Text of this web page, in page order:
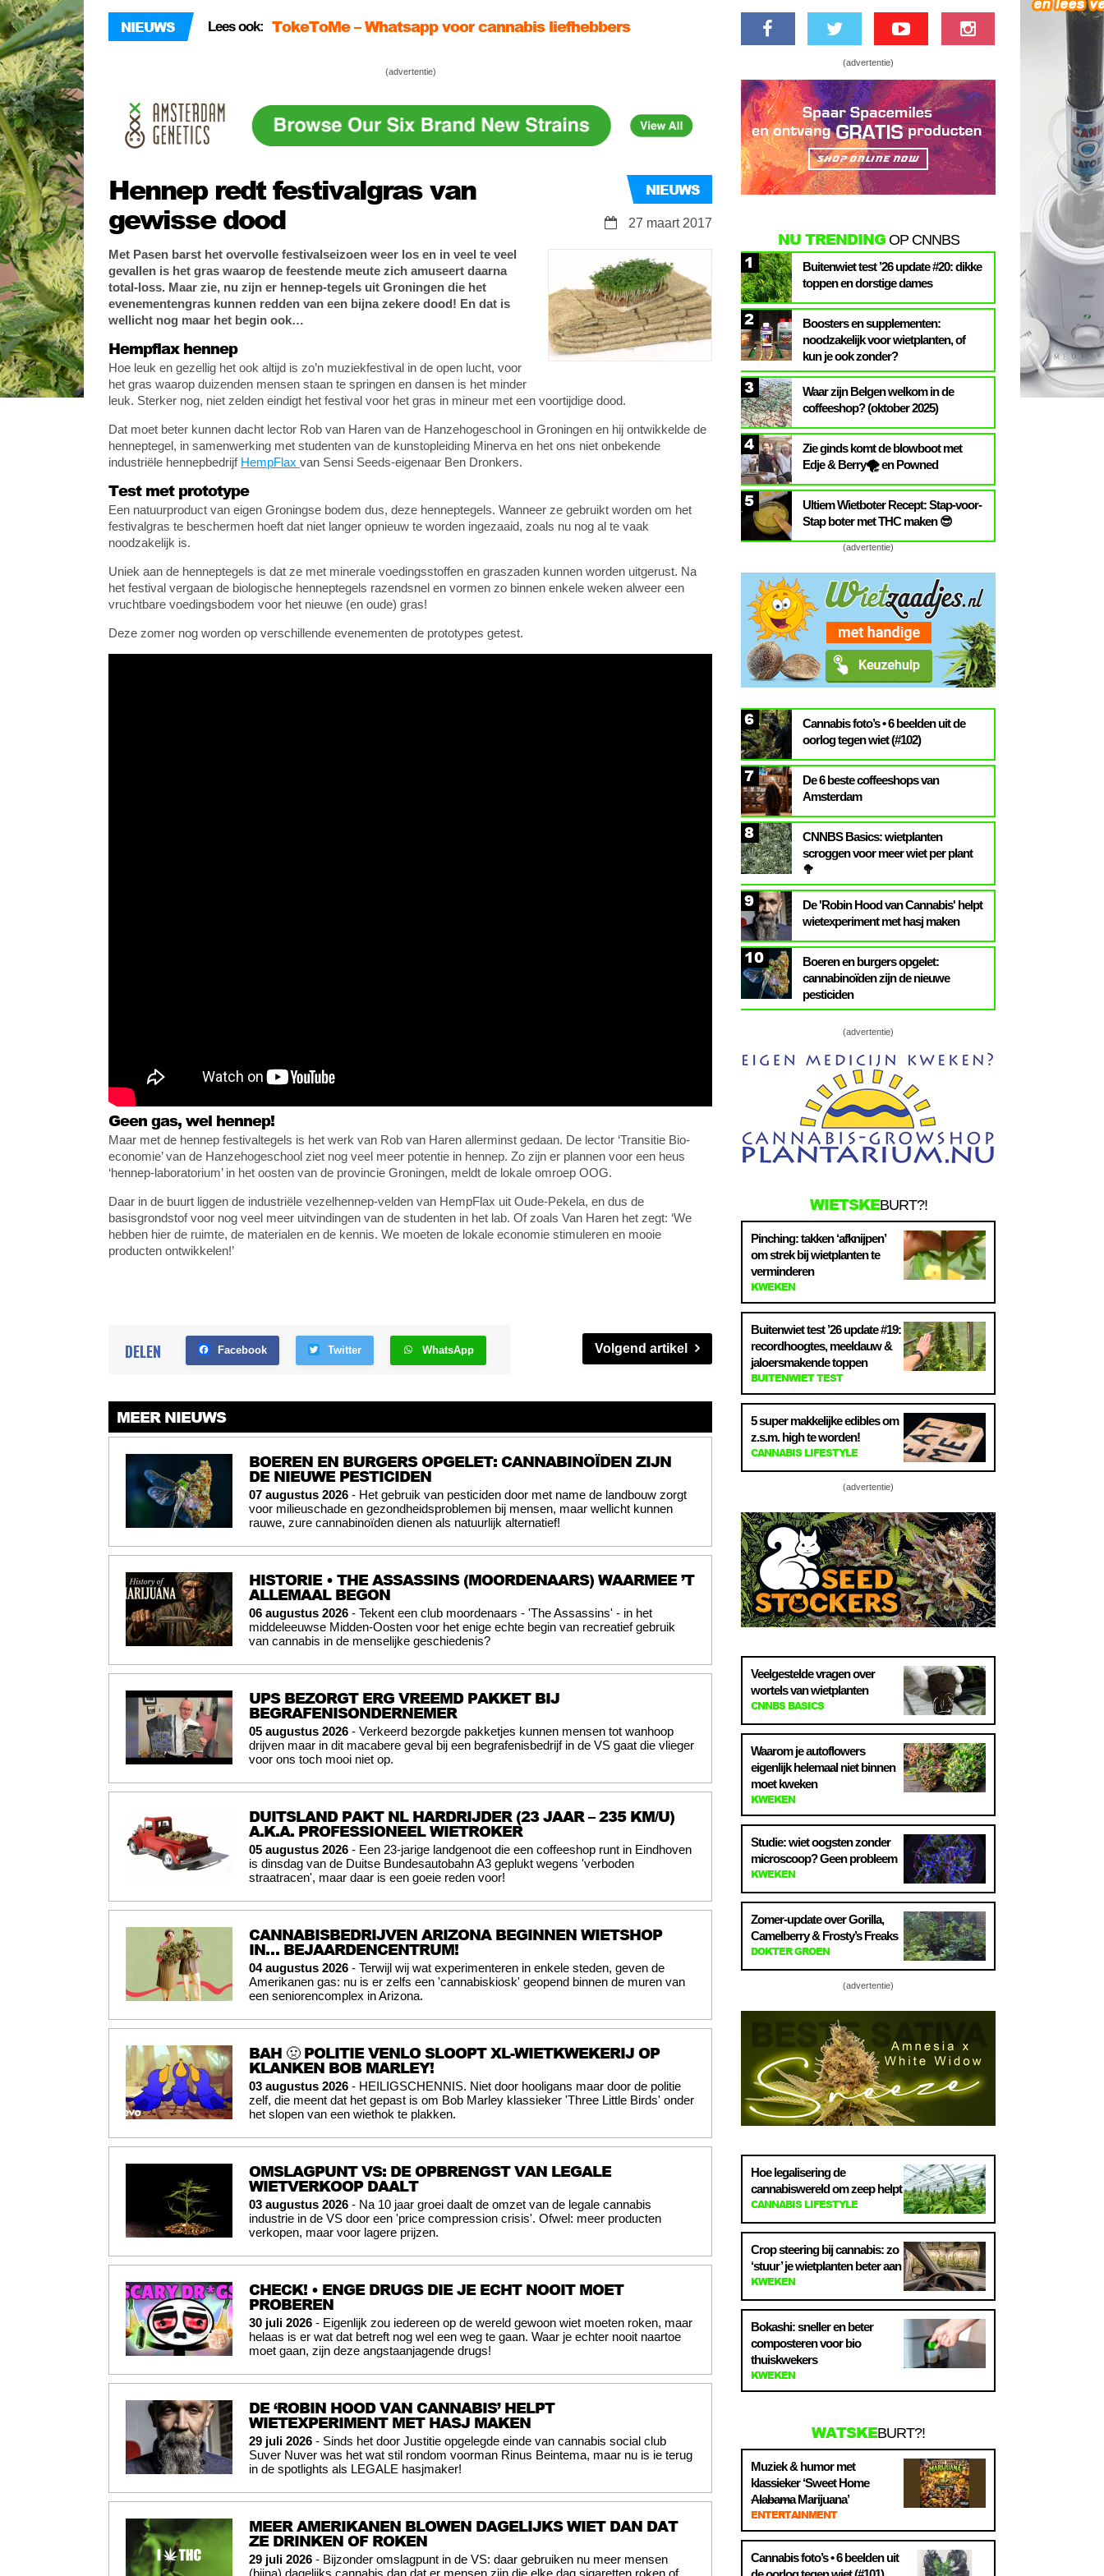
NIEUWS Lees ook: TokeToMe – Whatsapp voor cannabis liefhebbers
Wietsmokkel in dropzak op Curaçao lukt niet
Yoessef – 6 maanden cel voor 6 gram cannabis
(advertentie)
Hennep redt festivalgras van
gewisse dood
NIEUWS
27 maart 2017
Met Pasen barst het overvolle festivalseizoen weer los en in veel te veel
gevallen is het gras waarop de feestende meute zich amuseert daarna
total-loss. Maar zie, nu zijn er hennep-tegels uit Groningen die het
evenementengras kunnen redden van een bijna zekere dood! En dat is
wellicht nog maar het begin ook…
Hempflax hennep
Hoe leuk en gezellig het ook altijd is zo’n muziekfestival in de open lucht, voor
het gras waarop duizenden mensen staan te springen en dansen is het minder
leuk. Sterker nog, niet zelden eindigt het festival voor het gras in mineur met een voortijdige dood.
Dat moet beter kunnen dacht lector Rob van Haren van de Hanzehogeschool in Groningen en hij ontwikkelde de
henneptegel, in samenwerking met studenten van de kunstopleiding Minerva en het ons niet onbekende
industriële hennepbedrijf HempFlax van Sensi Seeds-eigenaar Ben Dronkers.
Test met prototype
Een natuurproduct van eigen Groningse bodem dus, deze henneptegels. Wanneer ze gebruikt worden om het
festivalgras te beschermen hoeft dat niet langer opnieuw te worden ingezaaid, zoals nu nog al te vaak
noodzakelijk is.
Uniek aan de henneptegels is dat ze met minerale voedingsstoffen en graszaden kunnen worden uitgerust. Na
het festival vergaan de biologische henneptegels razendsnel en vormen zo binnen enkele weken alweer een
vruchtbare voedingsbodem voor het nieuwe (en oude) gras!
Deze zomer nog worden op verschillende evenementen de prototypes getest.
Geen gas, wel hennep!
Maar met de hennep festivaltegels is het werk van Rob van Haren allerminst gedaan. De lector ‘Transitie Bio-
economie’ van de Hanzehogeschool ziet nog veel meer potentie in hennep. Zo zijn er plannen voor een heus
‘hennep-laboratorium’ in het oosten van de provincie Groningen, meldt de lokale omroep OOG.
Daar in de buurt liggen de industriële vezelhennep-velden van HempFlax uit Oude-Pekela, en dus de
basisgrondstof voor nog veel meer uitvindingen van de studenten in het lab. Of zoals Van Haren het zegt: ‘We
hebben hier de ruimte, de materialen en de kennis. We moeten de lokale economie stimuleren en mooie
producten ontwikkelen!’
DELEN Facebook Twitter WhatsApp Volgend artikel
MEER NIEUWS
BOEREN EN BURGERS OPGELET: CANNABINOÏDEN ZIJN
DE NIEUWE PESTICIDEN
07 augustus 2026 - Het gebruik van pesticiden door met name de landbouw zorgt
voor milieuschade en gezondheidsproblemen bij mensen, maar wellicht kunnen
rauwe, zure cannabinoïden dienen als natuurlijk alternatief!
HISTORIE • THE ASSASSINS (MOORDENAARS) WAARMEE ’T
ALLEMAAL BEGON
06 augustus 2026 - Tekent een club moordenaars - 'The Assassins' - in het
middeleeuwse Midden-Oosten voor het enige echte begin van recreatief gebruik
van cannabis in de menselijke geschiedenis?
UPS BEZORGT ERG VREEMD PAKKET BIJ
BEGRAFENISONDERNEMER
05 augustus 2026 - Verkeerd bezorgde pakketjes kunnen mensen tot wanhoop
drijven maar in dit macabere geval bij een begrafenisbedrijf in de VS gaat die vlieger
voor ons toch mooi niet op.
DUITSLAND PAKT NL HARDRIJDER (23 JAAR – 235 KM/U)
A.K.A. PROFESSIONEEL WIETROKER
05 augustus 2026 - Een 23-jarige landgenoot die een coffeeshop runt in Eindhoven
is dinsdag van de Duitse Bundesautobahn A3 geplukt wegens 'verboden
straatracen', maar daar is een goeie reden voor!
CANNABISBEDRIJVEN ARIZONA BEGINNEN WIETSHOP
IN… BEJAARDENCENTRUM!
04 augustus 2026 - Terwijl wij wat experimenteren in enkele steden, geven de
Amerikanen gas: nu is er zelfs een 'cannabiskiosk' geopend binnen de muren van
een seniorencomplex in Arizona.
BAH 🤢 POLITIE VENLO SLOOPT XL-WIETKWEKERIJ OP
KLANKEN BOB MARLEY!
03 augustus 2026 - HEILIGSCHENNIS. Niet door hooligans maar door de politie
zelf, die meent dat het gepast is om Bob Marley klassieker 'Three Little Birds' onder
het slopen van een wiethok te plakken.
OMSLAGPUNT VS: DE OPBRENGST VAN LEGALE
WIETVERKOOP DAALT
03 augustus 2026 - Na 10 jaar groei daalt de omzet van de legale cannabis
industrie in de VS door een 'price compression crisis'. Ofwel: meer producten
verkopen, maar voor lagere prijzen.
CHECK! • ENGE DRUGS DIE JE ECHT NOOIT MOET
PROBEREN
30 juli 2026 - Eigenlijk zou iedereen op de wereld gewoon wiet moeten roken, maar
helaas is er wat dat betreft nog wel een weg te gaan. Waar je echter nooit naartoe
moet gaan, zijn deze angstaanjagende drugs!
DE ‘ROBIN HOOD VAN CANNABIS’ HELPT
WIETEXPERIMENT MET HASJ MAKEN
29 juli 2026 - Sinds het door Justitie opgelegde einde van cannabis social club
Suver Nuver was het wat stil rondom voorman Rinus Beintema, maar nu is ie terug
in de spotlights als LEGALE hasjmaker!
MEER AMERIKANEN BLOWEN DAGELIJKS WIET DAN DAT
ZE DRINKEN OF ROKEN
29 juli 2026 - Bijzonder omslagpunt in de VS: daar gebruiken nu meer mensen
(bijna) dagelijks cannabis dan dat er mensen zijn die elke dag sigaretten roken of
(advertentie)
NU TRENDINGOP CNNBS
1
Buitenwiet test ’26 update #20: dikke
toppen en dorstige dames
2
Boosters en supplementen:
noodzakelijk voor wietplanten, of
kun je ook zonder?
3
Waar zijn Belgen welkom in de
coffeeshop? (oktober 2025)
4
Zie ginds komt de blowboot met
Edje & Berry🌪️ en Powned
5
Ultiem Wietboter Recept: Stap-voor-
Stap boter met THC maken 😎
(advertentie)
6
Cannabis foto’s • 6 beelden uit de
oorlog tegen wiet (#102)
7
De 6 beste coffeeshops van
Amsterdam
8
CNNBS Basics: wietplanten
scroggen voor meer wiet per plant
🥦
9
De 'Robin Hood van Cannabis' helpt
wietexperiment met hasj maken
10
Boeren en burgers opgelet:
cannabinoïden zijn de nieuwe
pesticiden
(advertentie)
WIETSKEBURT?!
Pinching: takken ‘afknijpen’
om strek bij wietplanten te
verminderen
KWEKEN
Buitenwiet test ’26 update #19:
recordhoogtes, meeldauw &
jaloersmakende toppen
BUITENWIET TEST
5 super makkelijke edibles om
z.s.m. high te worden!
CANNABIS LIFESTYLE
(advertentie)
Veelgestelde vragen over
wortels van wietplanten
CNNBS BASICS
Waarom je autoflowers
eigenlijk helemaal niet binnen
moet kweken
KWEKEN
Studie: wiet oogsten zonder
microscoop? Geen probleem
KWEKEN
Zomer-update over Gorilla,
Camelberry & Frosty’s Freaks
DOKTER GROEN
(advertentie)
Hoe legalisering de
cannabiswereld om zeep helpt
CANNABIS LIFESTYLE
Crop steering bij cannabis: zo
‘stuur’ je wietplanten beter aan
KWEKEN
Bokashi: sneller en beter
composteren voor bio
thuiskwekers
KWEKEN
WATSKEBURT?!
Muziek & humor met
klassieker ‘Sweet Home
AlabamaMarijuana’
ENTERTAINMENT
Cannabis foto’s • 6 beelden uit